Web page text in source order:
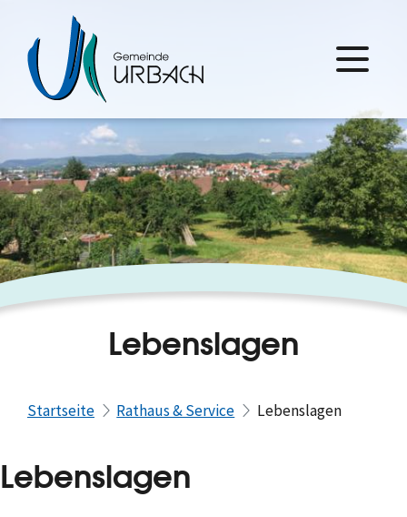
Lebenslagen
Startseite Rathaus & Service Lebenslagen
Lebenslagen